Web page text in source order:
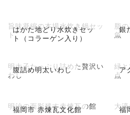
はかた地どり水炊きセッ
ト（コラーゲン入り）
旨味凝縮の本場水炊き鍋セッ
ト
銀
脂
魚
腹詰め明太いわし
明太子たっぷり詰めた贅沢い
わし
ア
緑
点
福岡市 赤煉瓦文化館
明治の面影残す赤煉瓦の館 福
大